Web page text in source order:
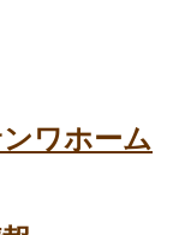
ワホーム